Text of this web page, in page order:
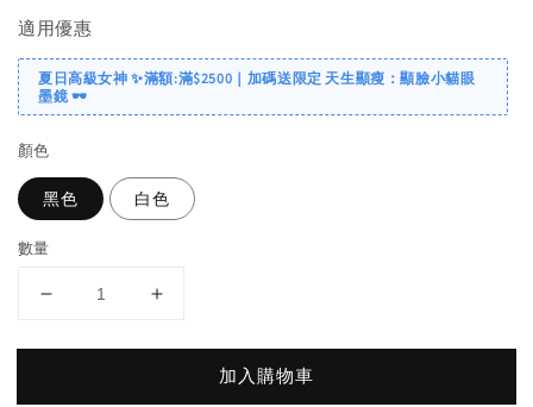
適用優惠
夏日高級女神 ✨滿額:滿$2500｜加碼送限定 天生顯瘦：顯臉小貓眼
墨鏡 🕶️
顏色
黑色 白色
數量
加入購物車